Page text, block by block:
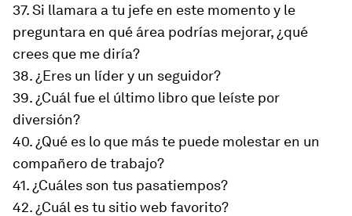
37. Si llamara a tu jefe en este momento y le
preguntara en qué área podrías mejorar, ¿qué
crees que me diría?
38. ¿Eres un líder y un seguidor?
39. ¿Cuál fue el último libro que leíste por
diversión?
40. ¿Qué es lo que más te puede molestar en un
compañero de trabajo?
41. ¿Cuáles son tus pasatiempos?
42. ¿Cuál es tu sitio web favorito?